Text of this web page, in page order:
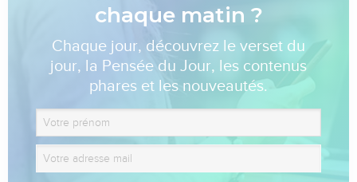
chaque matin ?
Chaque jour, découvrez le verset du
jour, la Pensée du Jour, les contenus
phares et les nouveautés.